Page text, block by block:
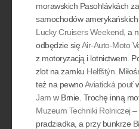
morawskich Pasohlávkách
samochodów
Lucky Cruisers Weekend , a
odbędzie sięAir-Auto-Moto
z motoryzacją i lotnictwem.
zlot na zamku Helfštýn .
też na pewnoAviatická pouť
Jam w Brnie. Trochę inną
Muzeum Techniki Rolniczej
pradziadka, a przy bunkrze